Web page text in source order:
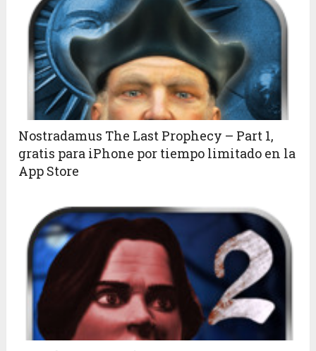
Nostradamus The Last Prophecy – Part 1,
gratis para iPhone por tiempo limitado en la
App Store